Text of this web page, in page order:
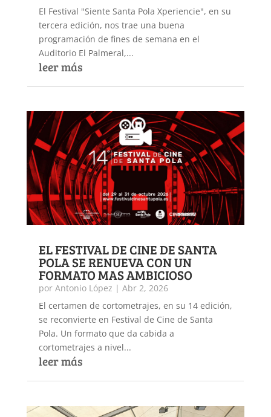
El Festival "Siente Santa Pola Xperiencie", en su
tercera edición, nos trae una buena
programación de fines de semana en el
Auditorio El Palmeral,...
leer más
EL FESTIVAL DE CINE DE SANTA
POLA SE RENUEVA CON UN
FORMATO MAS AMBICIOSO
por Antonio López | Abr 2, 2026
El certamen de cortometrajes, en su 14 edición,
se reconvierte en Festival de Cine de Santa
Pola. Un formato que da cabida a
cortometrajes a nivel...
leer más